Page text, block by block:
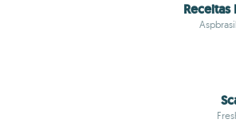
Receitas